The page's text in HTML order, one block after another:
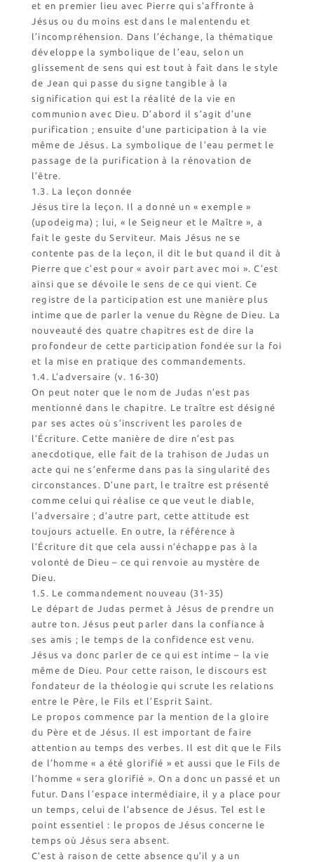
et en premier lieu avec Pierre qui s’affronte à
Jésus ou du moins est dans le malentendu et
l’incompréhension. Dans l’échange, la thématique
développe la symbolique de l’eau, selon un
glissement de sens qui est tout à fait dans le style
de Jean qui passe du signe tangible à la
signification qui est la réalité de la vie en
communion avec Dieu. D’abord il s’agit d’une
purification ; ensuite d’une participation à la vie
même de Jésus. La symbolique de l’eau permet le
passage de la purification à la rénovation de
l’être.
1.3. La leçon donnée
Jésus tire la leçon. Il a donné un « exemple »
(upodeigma) ; lui, « le Seigneur et le Maître », a
fait le geste du Serviteur. Mais Jésus ne se
contente pas de la leçon, il dit le but quand il dit à
Pierre que c’est pour « avoir part avec moi ». C’est
ainsi que se dévoile le sens de ce qui vient. Ce
registre de la participation est une manière plus
intime que de parler la venue du Règne de Dieu. La
nouveauté des quatre chapitres est de dire la
profondeur de cette participation fondée sur la foi
et la mise en pratique des commandements.
1.4. L’adversaire (v. 16-30)
On peut noter que le nom de Judas n’est pas
mentionné dans le chapitre. Le traître est désigné
par ses actes où s’inscrivent les paroles de
l’Écriture. Cette manière de dire n’est pas
anecdotique, elle fait de la trahison de Judas un
acte qui ne s’enferme dans pas la singularité des
circonstances. D’une part, le traître est présenté
comme celui qui réalise ce que veut le diable,
l’adversaire ; d’autre part, cette attitude est
toujours actuelle. En outre, la référence à
l’Écriture dit que cela aussi n’échappe pas à la
volonté de Dieu – ce qui renvoie au mystère de
Dieu.
1.5. Le commandement nouveau (31-35)
Le départ de Judas permet à Jésus de prendre un
autre ton. Jésus peut parler dans la confiance à
ses amis ; le temps de la confidence est venu.
Jésus va donc parler de ce qui est intime – la vie
même de Dieu. Pour cette raison, le discours est
fondateur de la théologie qui scrute les relations
entre le Père, le Fils et l’Esprit Saint.
Le propos commence par la mention de la gloire
du Père et de Jésus. Il est important de faire
attention au temps des verbes. Il est dit que le Fils
de l’homme « a été glorifié » et aussi que le Fils de
l’homme « sera glorifié ». On a donc un passé et un
futur. Dans l’espace intermédiaire, il y a place pour
un temps, celui de l’absence de Jésus. Tel est le
point essentiel : le propos de Jésus concerne le
temps où Jésus sera absent.
C’est à raison de cette absence qu’il y a un